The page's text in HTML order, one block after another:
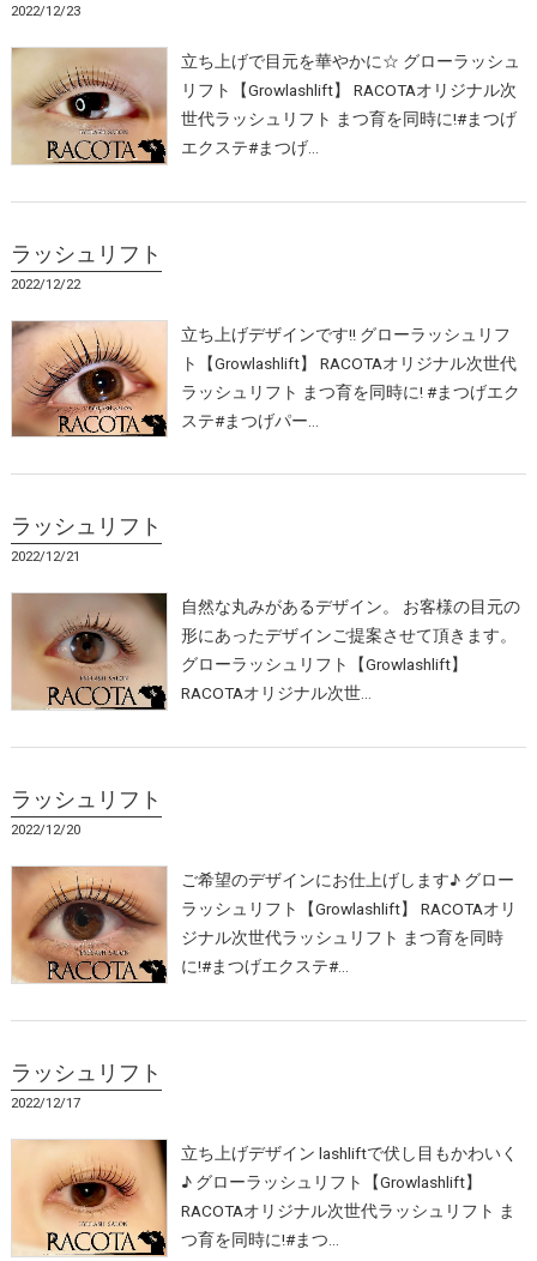
2022/12/23
立ち上げで目元を華やかに☆ グローラッシュ
リフト【Growlashlift】 RACOTAオリジナル次
世代ラッシュリフト まつ育を同時に!#まつげ
エクステ#まつげ…
ラッシュリフト
2022/12/22
立ち上げデザインです!! グローラッシュリフ
ト【Growlashlift】 RACOTAオリジナル次世代
ラッシュリフト まつ育を同時に! #まつげエク
ステ#まつげパー…
ラッシュリフト
2022/12/21
自然な丸みがあるデザイン。 お客様の目元の
形にあったデザインご提案させて頂きます。
グローラッシュリフト【Growlashlift】
RACOTAオリジナル次世…
ラッシュリフト
2022/12/20
ご希望のデザインにお仕上げします♪ グロー
ラッシュリフト【Growlashlift】 RACOTAオリ
ジナル次世代ラッシュリフト まつ育を同時
に!#まつげエクステ#…
ラッシュリフト
2022/12/17
立ち上げデザイン lashliftで伏し目もかわいく
♪ グローラッシュリフト【Growlashlift】
RACOTAオリジナル次世代ラッシュリフト ま
つ育を同時に!#まつ…